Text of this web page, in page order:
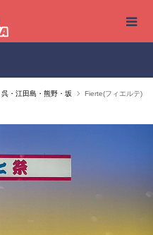
,呉・江田島・熊野・坂
Fierte(フィエルテ)